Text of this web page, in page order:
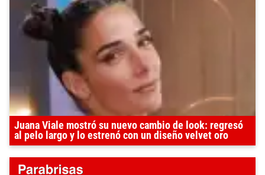
Juana Viale mostró su nuevo cambio de look: regresó
al pelo largo y lo estrenó con un diseño velvet oro